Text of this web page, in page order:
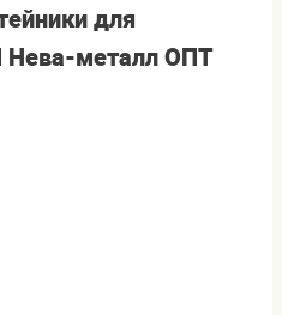
для
Нева-металл ОПТ